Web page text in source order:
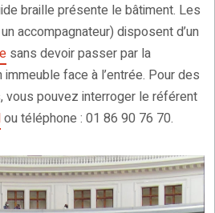
braille présente le bâtiment. Les
accompagnateur) disposent d’un
sans devoir passer par la
face à l’entrée. Pour des
pouvez interroger le référent
ou téléphone : 01 86 90 76 70.